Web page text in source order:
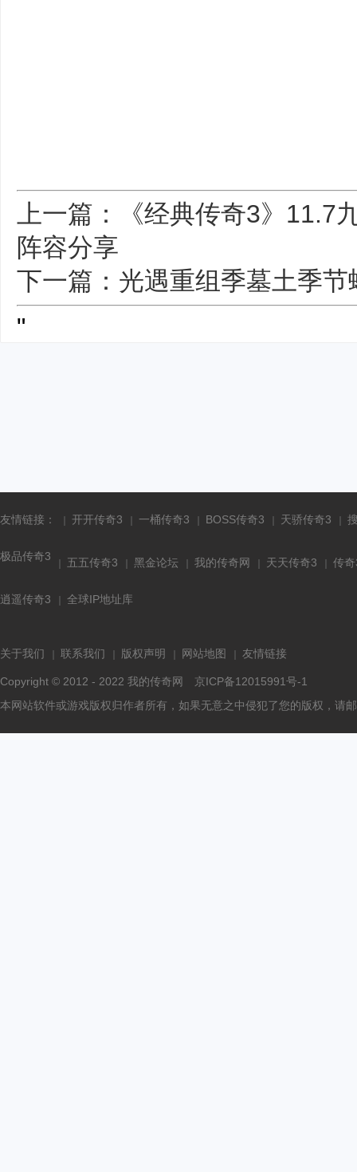
上一篇：《经典传奇3》11.7
阵容分享
下一篇：光遇重组季墓土季节
"
友情链接： 开开传奇3 一桶传奇3 BOSS传奇3 天骄传奇3
极品传奇3 五五传奇3 黑金论坛 我的传奇网 天天传奇3 传
逍遥传奇3 全球IP地址库
关于我们 联系我们 版权声明 网站地图 友情链接
Copyright © 2012 - 2022 我的传奇网
京ICP备12015991号-1
本网站软件或游戏版权归作者所有，如果无意之中侵犯了您的版权，请